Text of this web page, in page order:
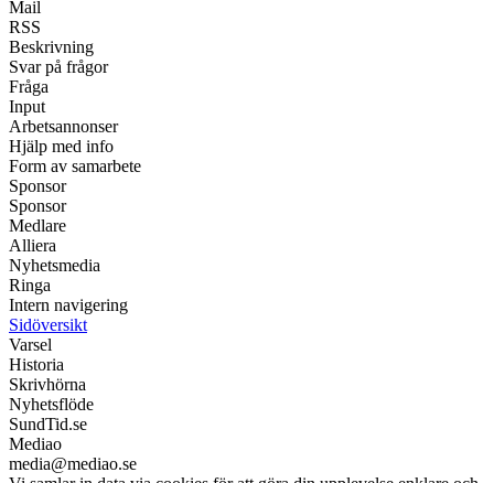
Mail
RSS
Beskrivning
Svar på frågor
Fråga
Input
Arbetsannonser
Hjälp med info
Form av samarbete
Sponsor
Sponsor
Medlare
Alliera
Nyhetsmedia
Ringa
Intern navigering
Sidöversikt
Varsel
Historia
Skrivhörna
Nyhetsflöde
SundTid.se
Mediao
media@mediao.se